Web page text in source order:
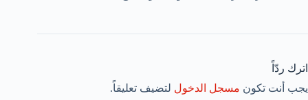
اترك ردّاً
يجب أنت تكون مسجل الدخول لتضيف تعليقاً.